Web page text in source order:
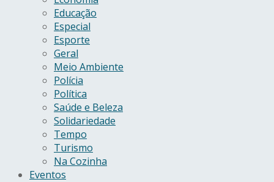
Educação
Especial
Esporte
Geral
Meio Ambiente
Polícia
Política
Saúde e Beleza
Solidariedade
Tempo
Turismo
Na Cozinha
Eventos